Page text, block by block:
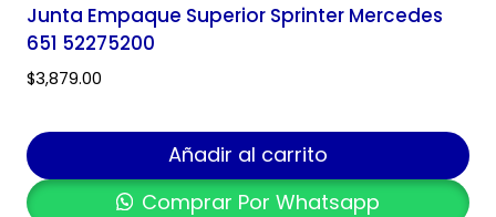
Junta Empaque Superior Sprinter Mercedes
651 52275200
$3,879.00
Añadir al carrito
Comprar Por Whatsapp